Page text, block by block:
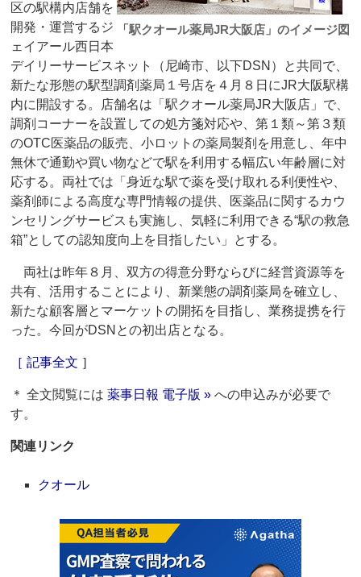
「駅クオール薬局JR大阪店」のイメージ図
区の駅構内店舗を
開発・運営するジ
ェイアール西日本
デイリーサービスネット（尼崎市、以下DSN）と共同で、
新たな形態の駅型調剤薬局１号店を４月８日にJR大阪駅構
内に開設する。店舗名は「駅クオール薬局JR大阪店」で、
調剤コーナーを設置しての処方箋対応や、第１類～第３類
のOTC医薬品の販売、小ロットの薬局製剤を用意し、年中
無休で通勤や買い物などで駅を利用する幅広い年齢層に対
応する。両社では「身近な駅で薬を受け取れる利便性や、
薬剤師による高度な専門情報の提供、医薬品に関するカウ
ンセリングサービスも実施し、気軽に利用できる“駅の救急
箱”としての認知度向上を目指したい」とする。
両社は昨年８月、双方の得意分野ならびに経営資源等を
共有、活用することにより、新業態の調剤薬局を確立し、
新たな顧客層とマーケットの開拓を目指し、業務提携を行
った。今回がDSNとの初出店となる。
［ 記事全文 ］
＊ 全文閲覧には薬事日報 電子版 » への申込みが必要で
す。
関連リンク
クオール